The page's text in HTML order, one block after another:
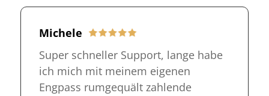
Michele
Super schneller Support, lange habe
ich mich mit meinem eigenen
Engpass rumgequält zahlende